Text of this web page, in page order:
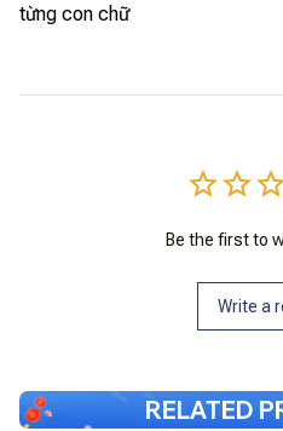
từng con chữ
Be the first to
Write a
RELATED